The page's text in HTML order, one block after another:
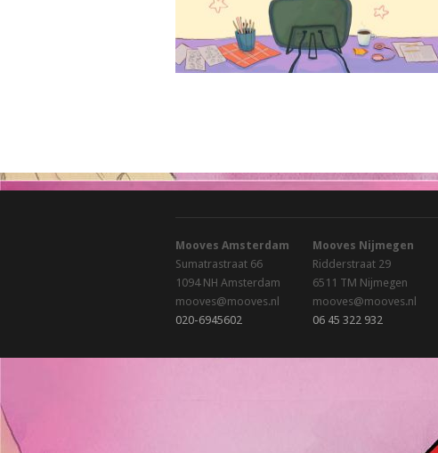
Mooves Amsterdam
Sumatrastraat 66
1094 NH Amsterdam
mooves@mooves.nl
020-6945602
Mooves Nijmegen
Ridderstraat 29
6511 TM Nijmegen
mooves@mooves.nl
06 45 322 932